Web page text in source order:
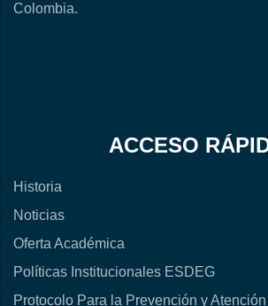
Colombia.
ACCESO
Historia
Noticias
Oferta Académica
Políticas Institucionales ESDEG
Protocolo Para la Prevención y